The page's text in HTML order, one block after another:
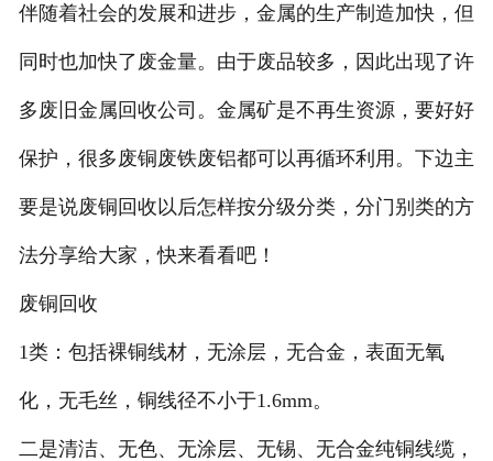
伴随着社会的发展和进步，金属的生产制造加快，但
同时也加快了废金量。由于废品较多，因此出现了许
多废旧金属回收公司。金属矿是不再生资源，要好好
保护，很多废铜废铁废铝都可以再循环利用。下边主
要是说废铜回收以后怎样按分级分类，分门别类的方
法分享给大家，快来看看吧！
废铜回收
1类：包括裸铜线材，无涂层，无合金，表面无氧
化，无毛丝，铜线径不小于1.6mm。
二是清洁、无色、无涂层、无锡、无合金纯铜线缆，